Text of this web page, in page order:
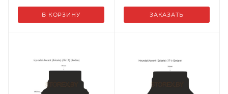
В КОРЗИНУ ЗАКАЗАТЬ